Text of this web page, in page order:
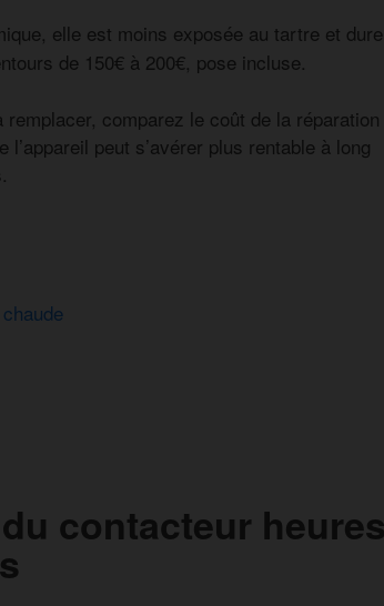
elle est moins exposée au tartre et
de 150€ à 200€, pose incluse.
comparez le coût de la réparation
peut s’avérer plus rentable à long
contacteur heures